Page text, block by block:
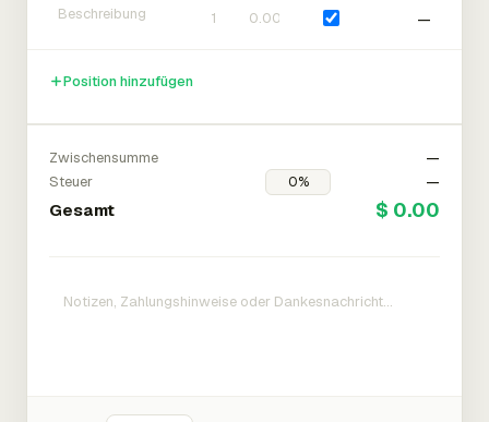
—
Position hinzufügen
Zwischensumme
—
Steuer
—
Gesamt $ 0.00